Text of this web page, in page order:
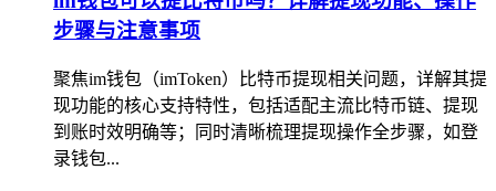
步骤与注意事项
聚焦im钱包（imToken）比特币提现相关问题，详解其提
现功能的核心支持特性，包括适配主流比特币链、提现
到账时效明确等；同时清晰梳理提现操作全步骤，如登
录钱包...